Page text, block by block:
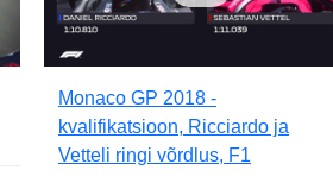
Monaco GP 2018 -
kvalifikatsioon, Ricciardo ja
Vetteli ringi võrdlus, F1